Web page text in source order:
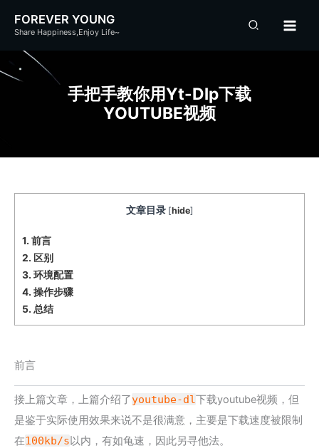
FOREVER YOUNG
Share Happiness,Enjoy Life~
手把手教你用yt-Dlp下载
YOUTUBE视频
文章目录 [hide]
1. 前言
2. 区别
3. 环境配置
4. 操作步骤
5. 总结
前言
接上篇文章，上篇介绍了youtube-dl下载youtube视频，但
是鉴于实际使用效果来说不是很满意，主要是下载速度被限制
在100kb/s以内，有如龟速，因此另寻他法。